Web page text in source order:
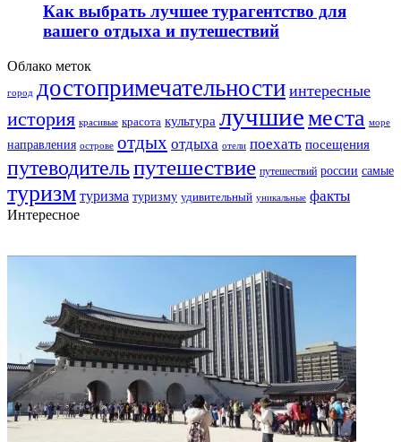
Как выбрать лучшее турагентство для
вашего отдыха и путешествий
Облако меток
город достопримечательности интересные
история красивые красота культура лучшиеместа море
направления острове отдых отдыха отели поехать посещения
путеводительпутешествие путешествий россии самые
туризм туризма туризму удивительный уникальные факты
Интересное